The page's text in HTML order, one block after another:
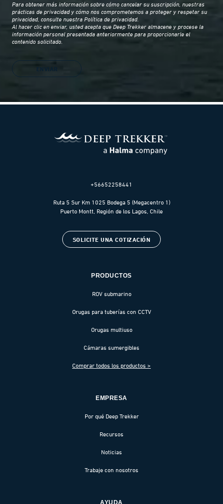
Para obtener más información sobre cómo cancelar su suscripción, nuestras
prácticas de privacidad y cómo nos comprometemos a proteger y respetar su
privacidad, consulte nuestra Política de privacidad.
Al hacer clic en enviar, usted acepta que Deep Trekker almacene y procese la
información personal presentada anteriormente para proporcionarle el
contenido solicitado.
+56652258441
Ruta 5 Sur Km 1025 Bodega 5 (Megacentro 1)
Puerto Montt, Región de los Lagos, Chile
SOLICITE UNA COTIZACIÓN
PRODUCTOS
ROV submarino
Orugas para tuberías con CCTV
Orugas multiuso
Cámaras sumergibles
Comprar todos los productos >
EMPRESA
Por qué Deep Trekker
Recursos
Noticias
Trabaje con nosotros
AYUDA